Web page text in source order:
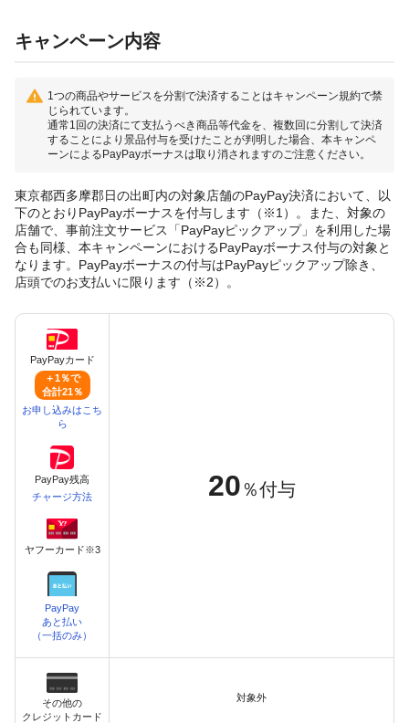
キャンペーン内容
1つの商品やサービスを分割で決済することはキャンペーン規約で禁
じられています。
通常1回の決済にて支払うべき商品等代金を、複数回に分割して決済
することにより景品付与を受けたことが判明した場合、本キャンペ
ーンによるPayPayボーナスは取り消されますのご注意ください。
東京都西多摩郡日の出町内の対象店舗のPayPay決済において、以
下のとおりPayPayボーナスを付与します（※1）。また、対象の
店舗で、事前注文サービス「PayPayピックアップ」を利用した場
合も同様、本キャンペーンにおけるPayPayボーナス付与の対象と
なります。PayPayボーナスの付与はPayPayピックアップ除き、
店頭でのお支払いに限ります（※2）。
PayPayカード
＋1％で
合計21％
お申し込みはこち
ら
PayPay残高
チャージ方法
ヤフーカード※3
PayPay
あと払い
（一括のみ）
20 ％付与
その他の
クレジットカード
対象外